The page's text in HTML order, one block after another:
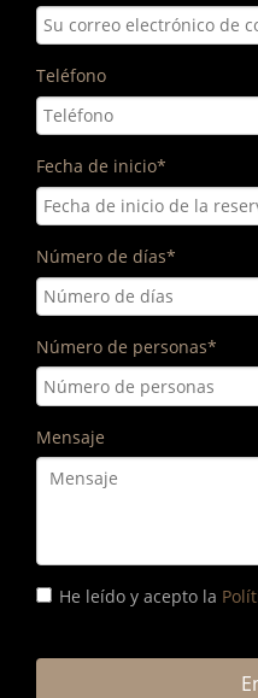
Teléfono
Fecha de inicio*
Número de días*
Número de personas*
Mensaje
He leído y acepto la